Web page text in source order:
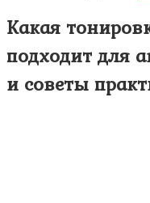
Какая
подходит для
и советы